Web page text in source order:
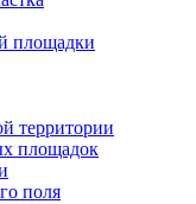
площадки
территории
площадок
поля